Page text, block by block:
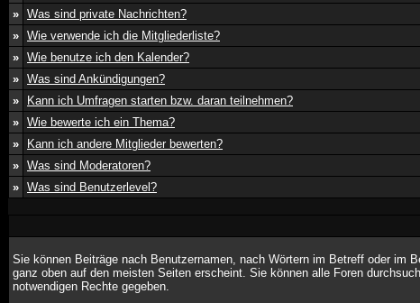
» Was sind private Nachrichten?
» Wie verwende ich die Mitgliederliste?
» Wie benutze ich den Kalender?
» Was sind Ankündigungen?
»
Kann ich Umfragen starten bzw. daran teilnehmen?
» Wie bewerte ich ein Thema?
»
Kann ich andere Mitglieder bewerten?
» Was sind Moderatoren?
» Was sind Benutzerlevel?
Sie können Beiträge nach Benutzernamen, nach Wörtern im Betreff oder im
ganz oben auf den meisten Seiten erscheint. Sie können alle Foren
notwendigen Rechte gegeben.